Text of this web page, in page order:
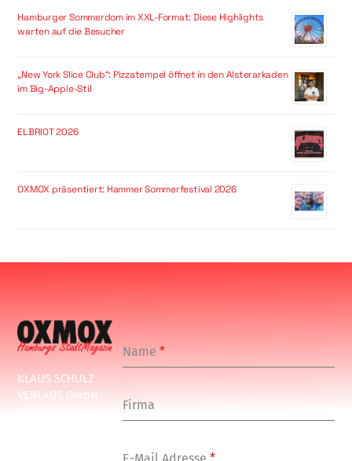
Hamburger Sommerdom im XXL-Format: Diese Highlights
warten auf die Besucher
„New York Slice Club“: Pizzatempel öffnet in den Alsterarkaden
im Big-Apple-Stil
ELBRIOT 2026
OXMOX präsentiert: Hammer Sommerfestival 2026
KLAUS SCHULZ
VERLAGS GmbH
Name*
Firma